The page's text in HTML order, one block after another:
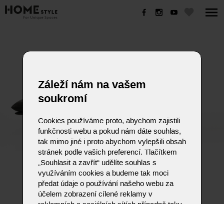
NANCI
Záleží nám na vašem
soukromí
Cookies používáme proto, abychom zajistili
funkčnosti webu a pokud nám dáte souhlas,
tak mimo jiné i proto abychom vylepšili obsah
stránek podle vašich preferencí. Tlačítkem
„Souhlasit a zavřít“ udělíte souhlas s
využíváním cookies a budeme tak moci
předat údaje o používání našeho webu za
účelem zobrazení cílené reklamy v